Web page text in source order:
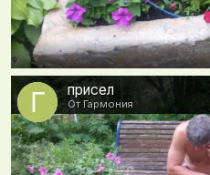
присел
От Гармония